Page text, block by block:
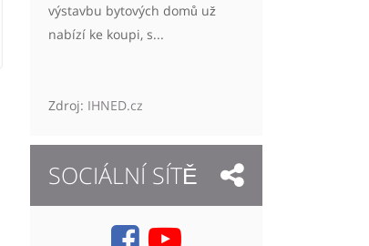
výstavbu bytových domů už
nabízí ke koupi, s...
Zdroj: IHNED.cz
SOCIÁLNÍ SÍTĚ